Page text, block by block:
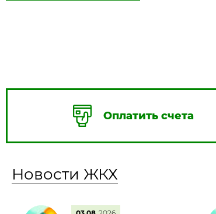
Оплатить счета
Новости ЖКХ